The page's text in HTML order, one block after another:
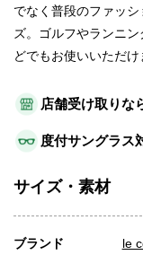
店舗受け取りな
度付サングラス
でなく普段のファッ
ズ。ゴルフやランニ
どでもお使いいただけ
サイズ・素材
ブランド le